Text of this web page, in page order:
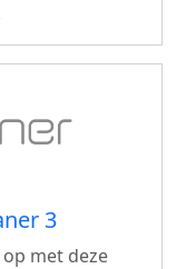
3
met deze